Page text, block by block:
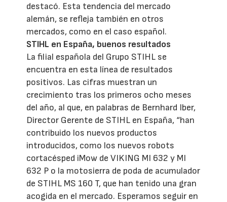
destacó. Esta tendencia del mercado
alemán, se refleja también en otros
mercados, como en el caso español.
STIHL en España, buenos resultados
La filial española del Grupo STIHL se
encuentra en esta línea de resultados
positivos. Las cifras muestran un
crecimiento tras los primeros ocho meses
del año, al que, en palabras de Bernhard Iber,
Director Gerente de STIHL en España, “han
contribuido los nuevos productos
introducidos, como los nuevos robots
cortacésped iMow de VIKING MI 632 y MI
632 P o la motosierra de poda de acumulador
de STIHL MS 160 T, que han tenido una gran
acogida en el mercado. Esperamos seguir en